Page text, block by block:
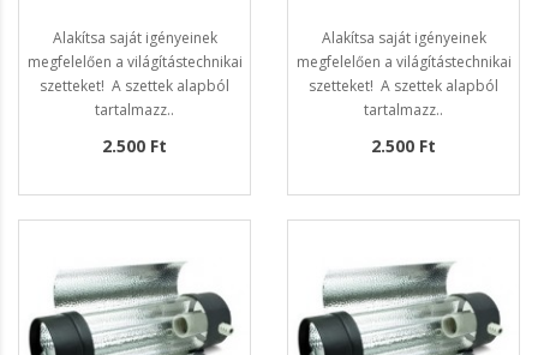
Alakítsa saját igényeinek
megfelelően a világítástechnikai
szetteket! A szettek alapból
tartalmazz..
2.500 Ft
Alakítsa saját igényeinek
megfelelően a világítástechnikai
szetteket! A szettek alapból
tartalmazz..
2.500 Ft